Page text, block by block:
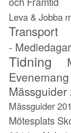
Leva & Jobba
Transport
-
Tidning
Evenemang
Mässguider
Mässguider
Mötesplats